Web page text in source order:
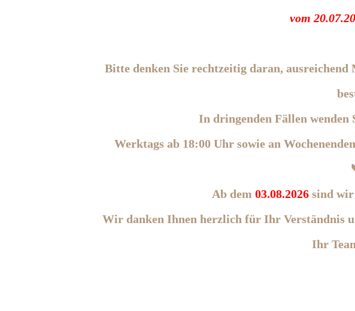
vom
Bitte denken Sie rechtzeitig daran,
In dringenden Fällen wenden
Werktags ab 18:00 Uhr sowie an
Ab dem 03.08.2026 sind wir
Wir danken Ihnen herzlich für Ihr Verständnis
Ihr